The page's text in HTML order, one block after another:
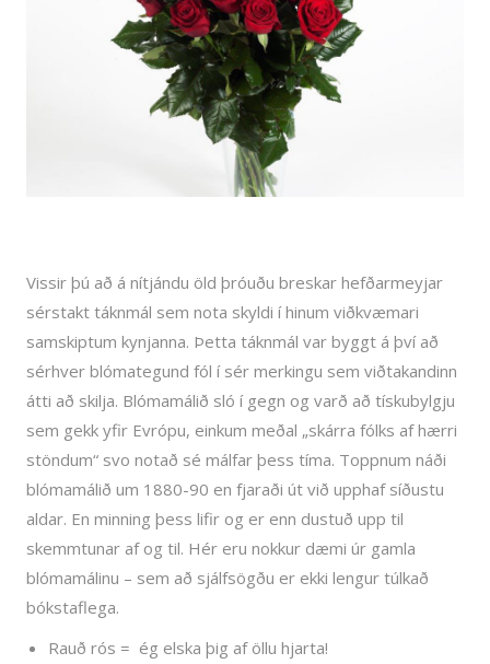
Vissir þú að á nítjándu öld þróuðu breskar hefðarmeyjar
sérstakt táknmál sem nota skyldi í hinum viðkvæmari
samskiptum kynjanna. Þetta táknmál var byggt á því að
sérhver blómategund fól í sér merkingu sem viðtakandinn
átti að skilja. Blómamálið sló í gegn og varð að tískubylgju
sem gekk yfir Evrópu, einkum meðal „skárra fólks af hærri
stöndum“ svo notað sé málfar þess tíma. Toppnum náði
blómamálið um 1880-90 en fjaraði út við upphaf síðustu
aldar. En minning þess lifir og er enn dustuð upp til
skemmtunar af og til. Hér eru nokkur dæmi úr gamla
blómamálinu – sem að sjálfsögðu er ekki lengur túlkað
bókstaflega.
Rauð rós = ég elska þig af öllu hjarta!